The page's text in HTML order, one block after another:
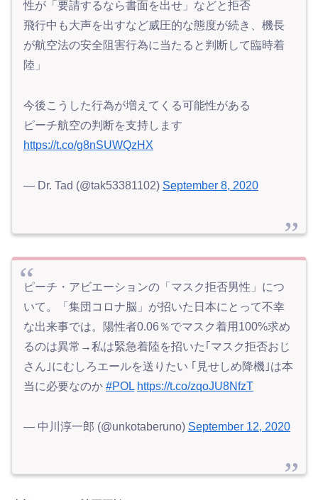
性が「要請するなら書面を出せ」などと拒否
飛行中も大声を出すなど威圧的な態度が続き、機長
が航空法の安全阻害行為に当たると判断して臨時着
陸」
今後こうした行為が増えてくる可能性がある
ピーチ航空の判断を支持します
https://t.co/g8nSUWQzHX
— Dr. Tad (@tak53381102) September 8, 2020
ピーチ・アビエーションの「マスク拒否男性」につ
いて。「集団コロナ脳」が招いた日本にとって不幸
な出来事では。陽性者0.06％でマスク着用100%求め
るのは異常→私は緊急着陸を招いた｢マスク拒否おじ
さん｣にむしろエールを送りたい ｢見せしめ降機｣は本
当に必要なのか #POL https://t.co/zqoJU8NfzT
— 中川淳一郎 (@unkotaberuno) September 12, 2020